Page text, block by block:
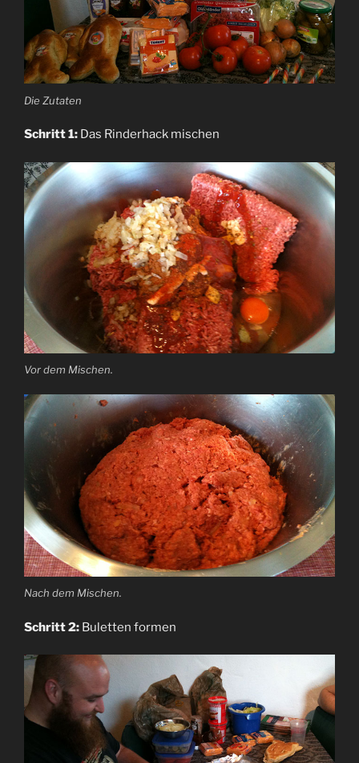
Die Zutaten
Schritt 1: Das Rinderhack mischen
Vor dem Mischen.
Nach dem Mischen.
Schritt 2: Buletten formen